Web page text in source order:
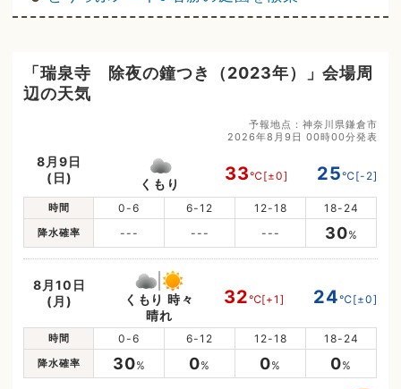
「瑞泉寺 除夜の鐘つき（2023年）」会場周
辺の天気
予報地点：神奈川県鎌倉市
2026年8月9日 00時00分発表
8月9日
(日)
くもり 33℃[±0] 25℃[-2]
時間 0-6 6-12 12-18 18-24
降水確率 --- --- --- 30%
8月10日
(月)
くもり 時々
晴れ
32℃[+1] 24℃[±0]
時間 0-6 6-12 12-18 18-24
降水確率 30% 0% 0% 0%